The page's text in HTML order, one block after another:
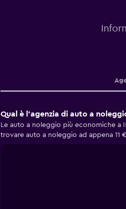
Qual è l'agenzia di auto a
Le auto a noleggio più economiche a
trovare auto a noleggio ad appena 11